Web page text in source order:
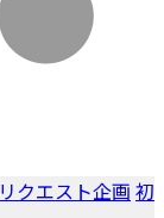
リクエスト企画 初